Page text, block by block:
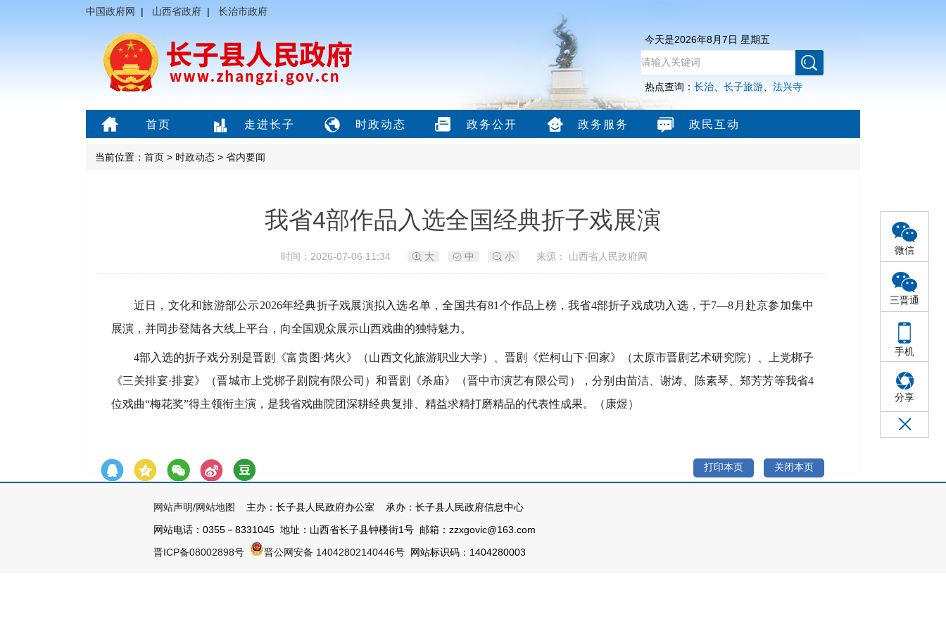
微信
三晋通
手机
分享
中国政府网 | 山西省政府 | 长治市政府
今天是2026年8月7日 星期五
热点查询： 长治 长子旅游 法兴寺
首页 走进长子 时政动态 政务公开 政务服务 政民互动
当前位置： 首页 > 时政动态 > 省内要闻
我省4部作品入选全国经典折子戏展演
时间：2026-07-06 11:34 大 中 小 来源： 山西省人民政府网
近日，文化和旅游部公示2026年经典折子戏展演拟入选名单，全国共有81个作品上榜，我省4部折子戏成功入选，于7—8月赴京参加集中
展演，并同步登陆各大线上平台，向全国观众展示山西戏曲的独特魅力。
4部入选的折子戏分别是晋剧《富贵图·烤火》（山西文化旅游职业大学）、晋剧《烂柯山下·回家》（太原市晋剧艺术研究院）、上党梆子
《三关排宴·排宴》（晋城市上党梆子剧院有限公司）和晋剧《杀庙》（晋中市演艺有限公司），分别由苗洁、谢涛、陈素琴、郑芳芳等我省4
位戏曲“梅花奖”得主领衔主演，是我省戏曲院团深耕经典复排、精益求精打磨精品的代表性成果。（康煜）
打印本页 关闭本页
网站声明/网站地图
主办：长子县人民政府办公室 承办：长子县人民政府信息中心
网站电话：0355－8331045 地址：山西省长子县钟楼街1号 邮箱：zzxgovic@163.com
晋ICP备08002898号
晋公网安备 14042802140446号 网站标识码：1404280003